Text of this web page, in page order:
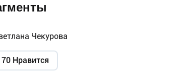
Чекурова
70 Нравится